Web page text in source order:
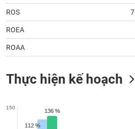
ROS
ROEA
ROAA
Thực hiện kế hoạch
112 %
112 %
136 %
136 %
150